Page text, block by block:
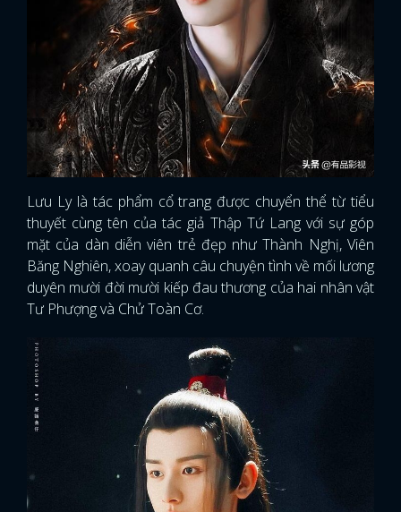
Lưu Ly là tác phẩm cổ trang được chuyển thể từ tiểu
thuyết cùng tên của tác giả Thập Tứ Lang với sự góp
mặt của dàn diễn viên trẻ đẹp như Thành Nghị, Viên
Băng Nghiên, xoay quanh câu chuyện tình về mối lương
duyên mười đời mười kiếp đau thương của hai nhân vật
Tư Phượng và Chử Toàn Cơ.